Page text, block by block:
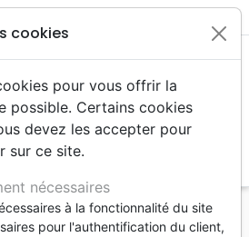
Richelle Matthieu
cookies
pour vous offrir la
possible. Certains cookies
devez les accepter pour
sur ce site.
nécessaires
à la fonctionnalité du site
pour l'authentification du client,